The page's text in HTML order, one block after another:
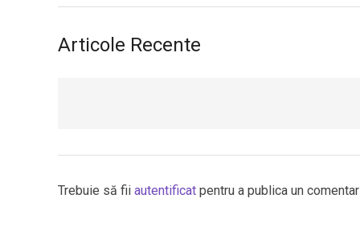
Articole Recente
Trebuie să fii autentificat pentru a publica un